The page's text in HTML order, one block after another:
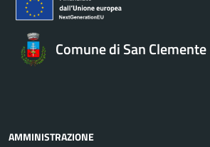
Comune di San Clemente
AMMINISTRAZIONE